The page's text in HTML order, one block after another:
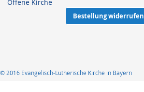
Offene Kirche
Bestellung widerrufen
© 2016 Evangelisch-Lutherische Kirche in Bayern